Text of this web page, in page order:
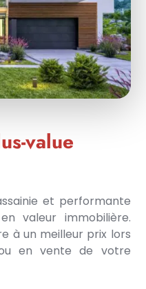
value
et performante
valeur immobilière.
à un meilleur prix lors
en vente de votre